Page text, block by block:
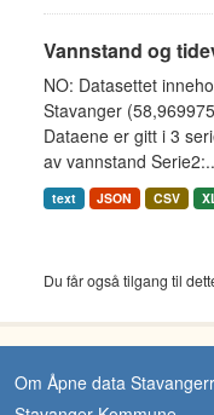
Vannstand og
NO: Datasettet
Stavanger
Dataene er gitt i 3
av vannstand
text JSON CSV
Du får også tilgang til
Om Åpne data